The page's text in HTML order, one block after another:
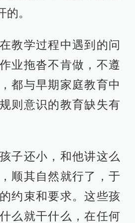
。
教学过程中遇到的问
业拖沓不肯做，不遵
都与早期家庭教育中
则意识的教育缺失有
子还小，和他讲这么
顺其自然就行了，于
约束和要求。这些孩
么就干什么，在任何